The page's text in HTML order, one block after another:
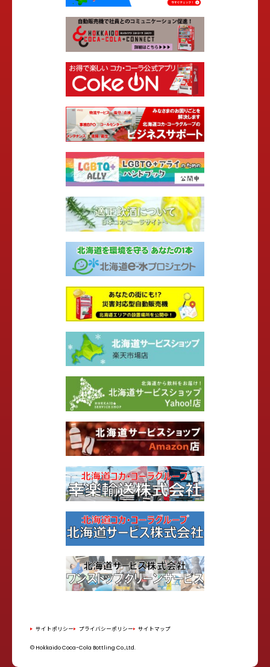
サイトポリシー プライバシーポリシー サイトマップ
© Hokkaido Coca-Cola Bottling Co.,Ltd.